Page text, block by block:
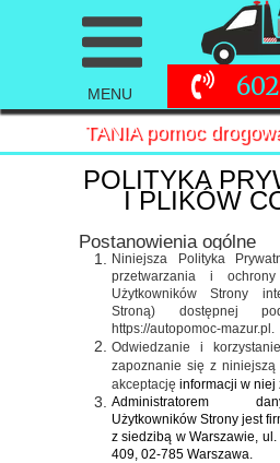
MENU
TANIA pomoc
POLITYKA
I PLIKÓW
Postanowienia ogólne
Niniejsza Polityka
przetwarzania i
Użytkowników Strony
Stroną) dostępnej
https://autopomoc-mazur.pl.
Odwiedzanie i
zapoznanie się z niniejszą
akceptację informacji w niej
Administratorem
Użytkowników Strony jest
z siedzibą w Warszawie,
409, 02-785 Warszawa.